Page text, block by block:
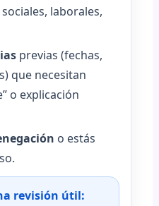
laborales,
previas (fechas,
que necesitan
o explicación
o estás
revisión útil: